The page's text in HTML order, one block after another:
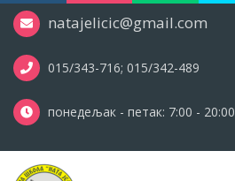
natajelicic@gmail.com
015/343-716; 015/342-489
понедељак - петак: 7:00 - 20:00